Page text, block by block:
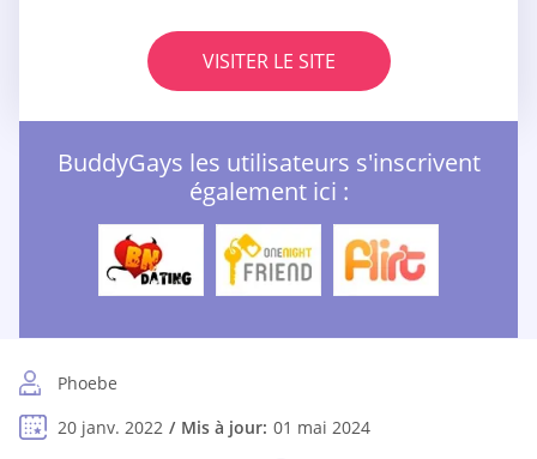
VISITER LE SITE
BuddyGays les utilisateurs s'inscrivent
également ici :
Phoebe
20 janv. 2022
Mis à jour: 01 mai 2024